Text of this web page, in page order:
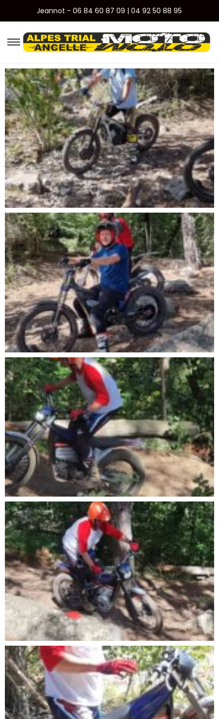
Jeannot - 06 84 60 87 09 | 04 92 50 88 95